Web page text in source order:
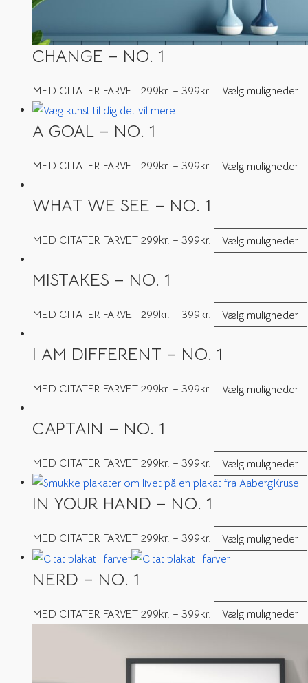
CHANGE – NO. 1
MED CITATER FARVET 299kr. – 399kr. Vælg muligheder
A GOAL – NO. 1
MED CITATER FARVET 299kr. – 399kr. Vælg muligheder
WHAT WE SEE – NO. 1
MED CITATER FARVET 299kr. – 399kr. Vælg muligheder
MISTAKES – NO. 1
MED CITATER FARVET 299kr. – 399kr. Vælg muligheder
I AM DIFFERENT – NO. 1
MED CITATER FARVET 299kr. – 399kr. Vælg muligheder
CAPTAIN – NO. 1
MED CITATER FARVET 299kr. – 399kr. Vælg muligheder
IN YOUR HAND – NO. 1
MED CITATER FARVET 299kr. – 399kr. Vælg muligheder
NERD – NO. 1
MED CITATER FARVET 299kr. – 399kr. Vælg muligheder